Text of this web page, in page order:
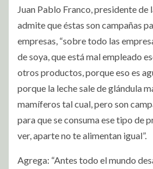
Juan Pablo Franco, presidente de
admite que éstas son campañas
empresas, “sobre todo las
de soya, que está mal empleado
otros productos, porque eso es
porque la leche sale de glándula
mamíferos tal cual, pero son
para que se consuma ese tipo de
ver, aparte no te alimentan igual”.
Agrega: “Antes todo el mundo